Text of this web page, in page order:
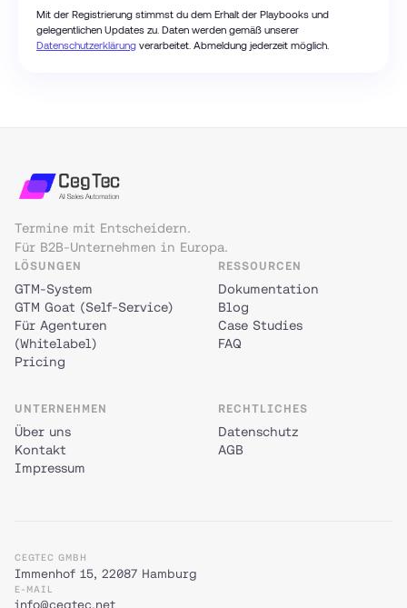
Mit der Registrierung stimmst du dem Erhalt der Playbooks und
gelegentlichen Updates zu. Daten werden gemäß unserer
Datenschutzerklärung verarbeitet. Abmeldung jederzeit möglich.
Termine mit Entscheidern.
Für B2B-Unternehmen in Europa.
LÖSUNGEN
GTM-System
GTM Goat (Self-Service)
Für Agenturen
(Whitelabel)
Pricing
RESSOURCEN
Dokumentation
Blog
Case Studies
FAQ
UNTERNEHMEN
Über uns
Kontakt
Impressum
RECHTLICHES
Datenschutz
AGB
CEGTEC GMBH
Immenhof 15, 22087 Hamburg
E-MAIL
info@cegtec.net